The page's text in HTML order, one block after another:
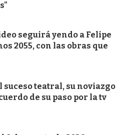
seguirá yendo a Felipe
2055, con las obras que
teatral, su noviazgo
de su paso por la tv